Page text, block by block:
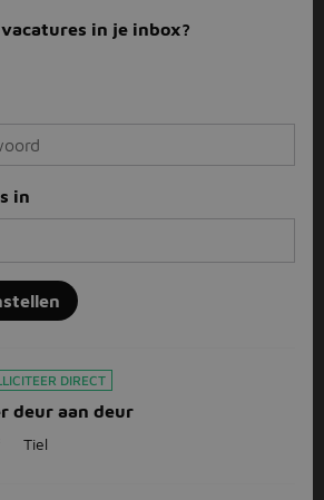
in je inbox?
in
DIRECT
deur aan deur
Tiel